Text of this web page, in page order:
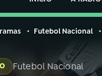
Futebol Nacional
Futebol Nacional